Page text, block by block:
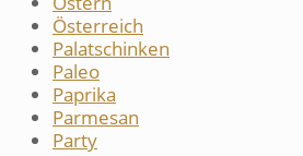
Österreich
Palatschinken
Paleo
Paprika
Parmesan
Party